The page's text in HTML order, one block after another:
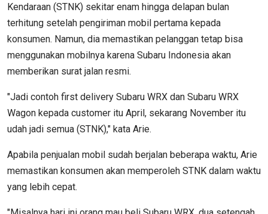
Kendaraan (STNK) sekitar enam hingga delapan bulan
terhitung setelah pengiriman mobil pertama kepada
konsumen. Namun, dia memastikan pelanggan tetap bisa
menggunakan mobilnya karena Subaru Indonesia akan
memberikan surat jalan resmi.
"Jadi contoh first delivery Subaru WRX dan Subaru WRX
Wagon kepada customer itu April, sekarang November itu
udah jadi semua (STNK)," kata Arie.
Apabila penjualan mobil sudah berjalan beberapa waktu, Arie
memastikan konsumen akan memperoleh STNK dalam waktu
yang lebih cepat.